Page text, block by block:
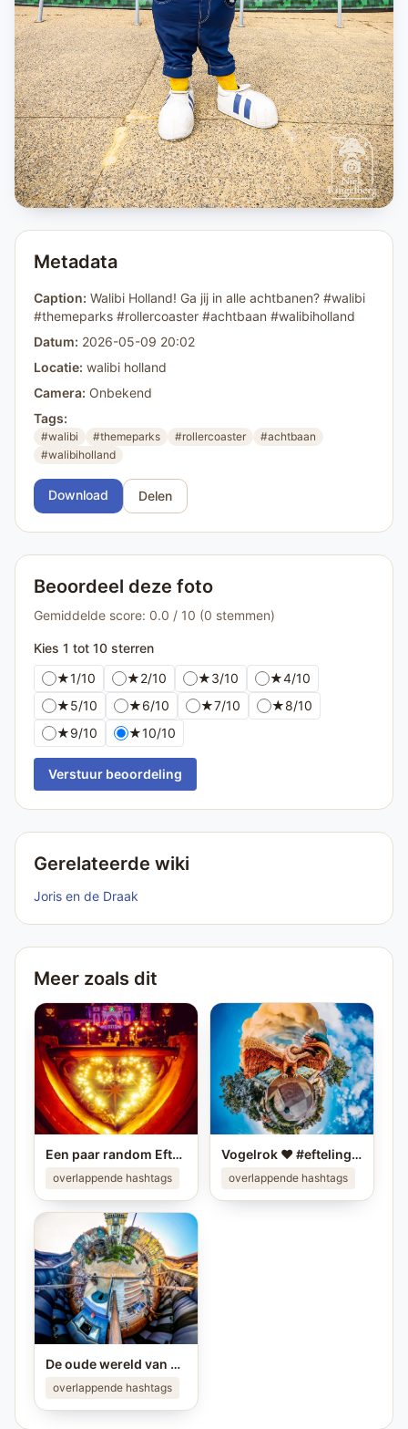
Metadata
Caption: Walibi Holland! Ga jij in alle achtbanen? #walibi
#themeparks #rollercoaster #achtbaan #walibiholland
Datum: 2026-05-09 20:02
Locatie: walibi holland
Camera: Onbekend
Tags:
#walibi #themeparks #rollercoaster
#achtbaan
#walibiholland
Download Delen
Beoordeel deze foto
Gemiddelde score: 0.0 / 10 (0 stemmen)
Kies 1 tot 10 sterren
★1/10 ★2/10 ★3/10 ★4/10
★5/10 ★6/10 ★7/10 ★8/10
★9/10 ★10/10
Verstuur beoordeling
Gerelateerde wiki
Joris en de Draak
Meer zoals dit
Een paar random Efteling foto's ❤️ Deel je eigen mooiste Efteling foto in je story op #instagram en tag me! #efteling #themeparks #happyplace #brabant #enjoy #pretpark
overlappende hashtags
Vogelrok ❤️ #efteling #vogelrok #achtbaan #coaster
overlappende hashtags
De oude wereld van Raveleijn ❤️ #efteling #raveleijn #themeparks
overlappende hashtags